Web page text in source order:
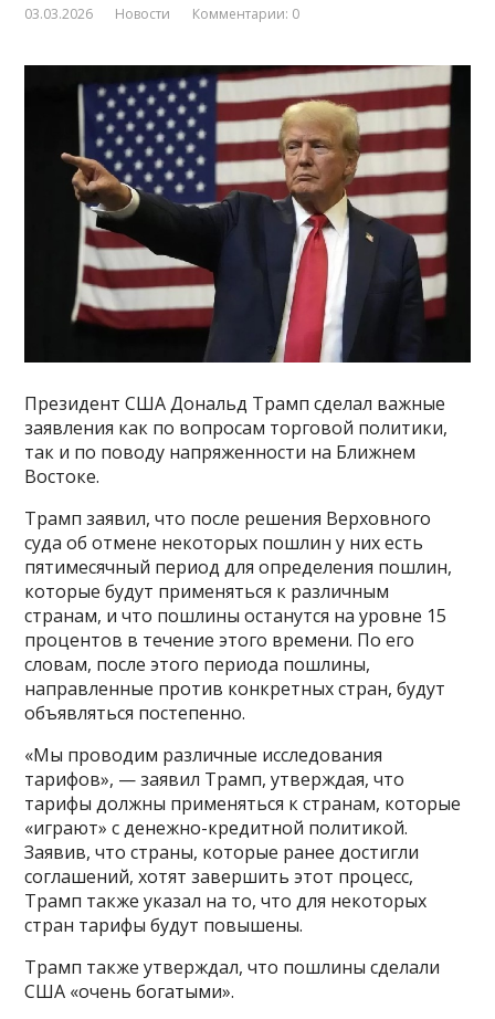
03.03.2026 Новости Комментарии: 0
Президент США Дональд Трамп сделал важные
заявления как по вопросам торговой политики,
так и по поводу напряженности на Ближнем
Востоке.
Трамп заявил, что после решения Верховного
суда об отмене некоторых пошлин у них есть
пятимесячный период для определения пошлин,
которые будут применяться к различным
странам, и что пошлины останутся на уровне 15
процентов в течение этого времени. По его
словам, после этого периода пошлины,
направленные против конкретных стран, будут
объявляться постепенно.
«Мы проводим различные исследования
тарифов», — заявил Трамп, утверждая, что
тарифы должны применяться к странам, которые
«играют» с денежно-кредитной политикой.
Заявив, что страны, которые ранее достигли
соглашений, хотят завершить этот процесс,
Трамп также указал на то, что для некоторых
стран тарифы будут повышены.
Трамп также утверждал, что пошлины сделали
США «очень богатыми».